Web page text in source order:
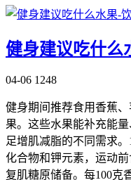
健身建议吃什么
04-06 1248
健身期间推荐食用香蕉
果。这些水果能补充能
足增肌减脂的不同需求
化合物和钾元素，运动
复肌糖原储备。每100克